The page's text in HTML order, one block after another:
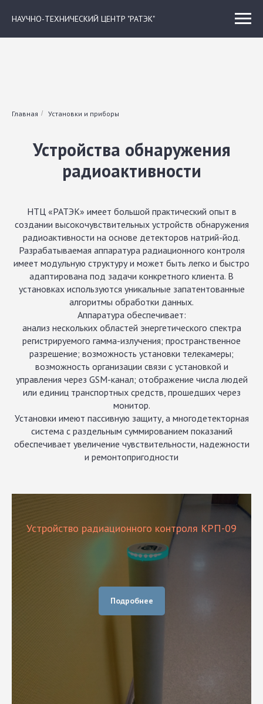
НАУЧНО-ТЕХНИЧЕСКИЙ ЦЕНТР "РАТЭК"
Главная / Установки и приборы
Устройства обнаружения
радиоактивности
НТЦ «РАТЭК» имеет большой практический опыт в
создании высокочувствительных устройств обнаружения
радиоактивности на основе детекторов натрий-йод.
Разрабатываемая аппаратура радиационного контроля
имеет модульную структуру и может быть легко и быстро
адаптирована под задачи конкретного клиента. В
установках используются уникальные запатентованные
алгоритмы обработки данных.
Аппаратура обеспечивает:
анализ нескольких областей энергетического спектра
регистрируемого гамма-излучения; пространственное
разрешение; возможность установки телекамеры;
возможность организации связи с установкой и
управления через GSM-канал; отображение числа людей
или единиц транспортных средств, прошедших через
монитор.
Установки имеют пассивную защиту, а многодетекторная
система с раздельным суммированием показаний
обеспечивает увеличение чувствительности, надежности
и ремонтопригодности
Устройство радиационного контроля КРП-09
Подробнее